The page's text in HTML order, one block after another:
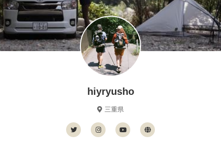
hiyryusho
三重県